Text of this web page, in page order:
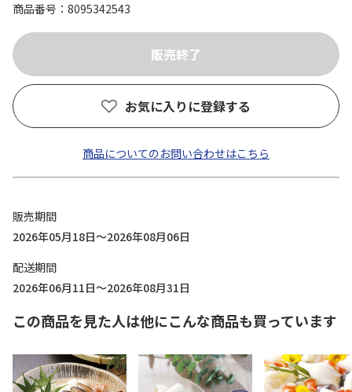
商品番号
8095342543
お気に入りに登録する
商品についてのお問い合わせはこちら
販売期間
2026年05月18日～2026年08月06日
配送期間
2026年06月11日～2026年08月31日
この商品を見た人は他にこんな商品も買っています